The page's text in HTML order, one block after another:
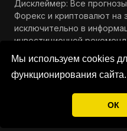
Мы используем cookies
функционирования сайта.
ОК
Дисклеймер: Все
Форекс и криптовалют на
исключительно в
инвестиционной
инвестиции связаны с
Подробнее —Полный